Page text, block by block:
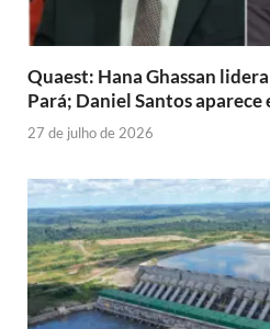
Quaest: Hana Ghassan
Pará; Daniel Santos aparece
27 de julho de 2026